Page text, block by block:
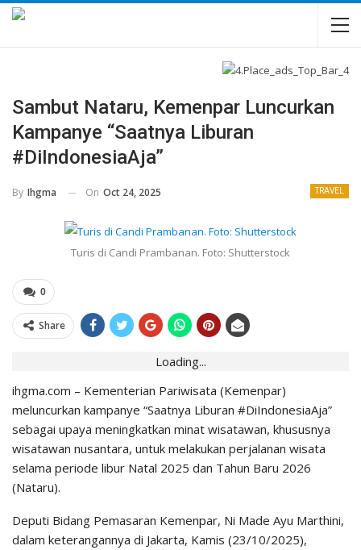
Sambut Nataru, Kemenpar Luncurkan
Kampanye “Saatnya Liburan
#DiIndonesiaAja”
TRAVEL
By Ihgma On Oct 24, 2025
Turis di Candi Prambanan. Foto: Shutterstock
0
Share
Loading...
ihgma.com – Kementerian Pariwisata (Kemenpar)
meluncurkan kampanye “Saatnya Liburan #DiIndonesiaAja”
sebagai upaya meningkatkan minat wisatawan, khususnya
wisatawan nusantara, untuk melakukan perjalanan wisata
selama periode libur Natal 2025 dan Tahun Baru 2026
(Nataru).
Deputi Bidang Pemasaran Kemenpar, Ni Made Ayu Marthini,
dalam keterangannya di Jakarta, Kamis (23/10/2025),